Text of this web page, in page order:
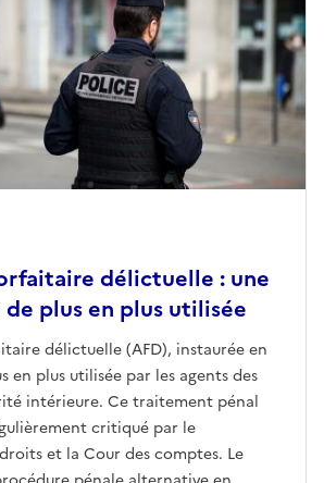
délictuelle : une
plus en plus utilisée
délictuelle (AFD), instaurée en
en plus utilisée par les agents des
intérieure. Ce traitement pénal
critiqué par le
et la Cour des comptes. Le